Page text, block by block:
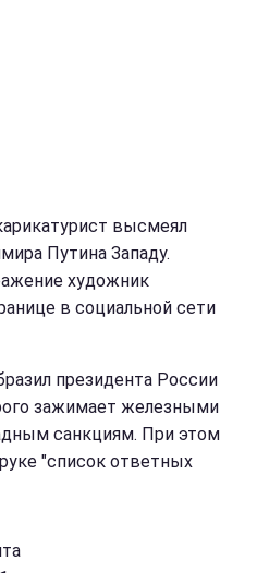
высмеял
Путина Западу.
художник
в социальной сети
президента России
зажимает железными
санкциям. При этом
"список ответных